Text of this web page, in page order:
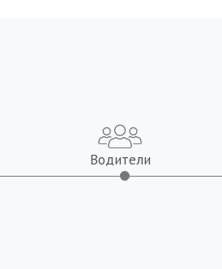
Водители